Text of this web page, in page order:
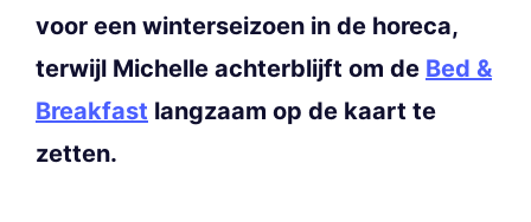
voor een winterseizoen in de horeca,
terwijl Michelle achterblijft om de Bed &
Breakfast langzaam op de kaart te
zetten.